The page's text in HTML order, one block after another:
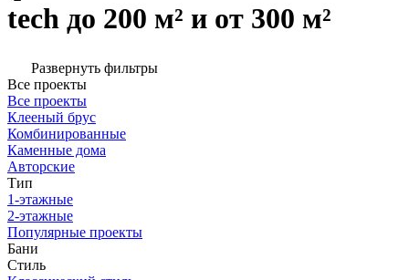
tech до 200 м² и от 300 м²
Развернуть фильтры
Все проекты
Все проекты
Клееный брус
Комбинированные
Каменные дома
Авторские
Тип
1-этажные
2-этажные
Популярные проекты
Бани
Стиль